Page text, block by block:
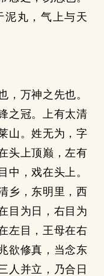
泥丸，气上与天
，万神之先也。
之冠。上有太清
山。姓无为，字
头上顶巅，左有
中，戏在头上。
乡，东明里，西
目为日，右目为
左目，王母在右
欲修真，当念东
人并立，乃合日